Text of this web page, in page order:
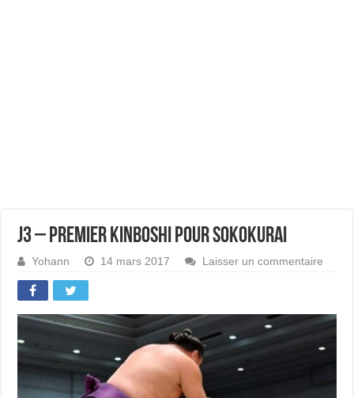
J3 – Premier kinboshi pour Sokokurai
Yohann 14 mars 2017 Laisser un commentaire